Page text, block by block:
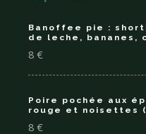
Banoffee pie :
de leche, bananes,
8 €
Poire pochée aux
rouge et noisettes
8 €